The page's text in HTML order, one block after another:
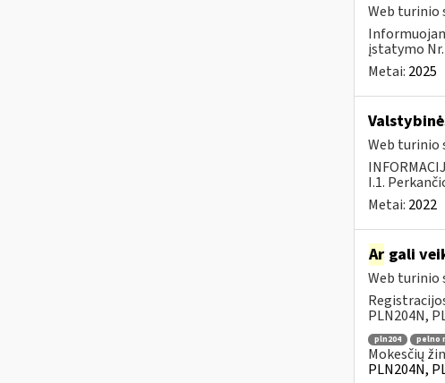
Web turinio
įstatymo
Metai: 2025
Web turinio
I.1.
Metai: 2022
Argali
Web turinio
PLN204N,
pln204 pelno
Mokesčių
PLN204N,